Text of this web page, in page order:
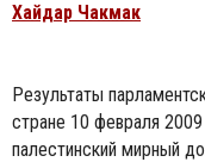
Хайдар Чакмак
Результаты
стране 10 февраля 2009
палестинский мирный